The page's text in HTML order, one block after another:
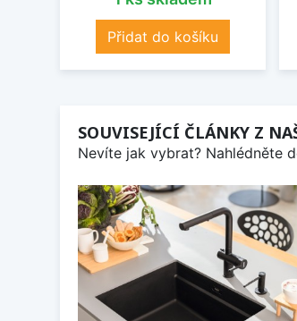
Přidat do košíku
SOUVISEJÍCÍ ČLÁNKY Z
Nevíte jak vybrat? Nahlédněte